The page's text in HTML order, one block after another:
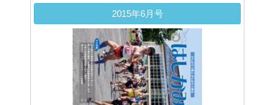
2015年6月号